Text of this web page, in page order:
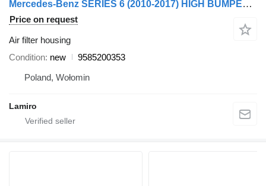
Mercedes-Benz SERIES 6 (2010-2017) HIGH BUMPER RIGHT PART 9585200353 air filter housing for Scania AXOR MP2 / MP3 (2004-2012) truck
Price on request
Air filter housing
Condition new
9585200353
Poland, Wołomin
Lamiro